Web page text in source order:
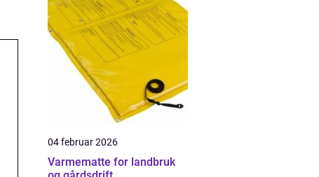
04 februar 2026
Varmematte for landbruk